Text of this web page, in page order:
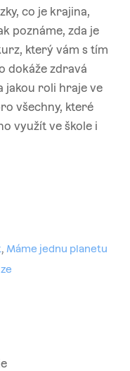
co je krajina,
poznáme, zda je
který vám s tím
dokáže zdravá
jakou roli hraje ve
všechny, které
využít ve škole i
, Máme jednu planetu